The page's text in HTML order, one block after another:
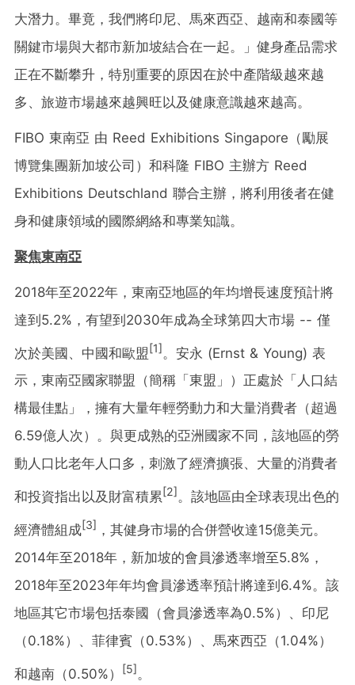
大潛力。畢竟，我們將印尼、馬來西亞、越南和泰國等
關鍵市場與大都市新加坡結合在一起。」健身產品需求
正在不斷攀升，特別重要的原因在於中產階級越來越
多、旅遊市場越來越興旺以及健康意識越來越高。
FIBO 東南亞 由 Reed Exhibitions Singapore（勵展
博覽集團新加坡公司）和科隆 FIBO 主辦方 Reed
Exhibitions Deutschland 聯合主辦，將利用後者在健
身和健康領域的國際網絡和專業知識。
聚焦東南亞
2018年至2022年，東南亞地區的年均增長速度預計將
達到5.2%，有望到2030年成為全球第四大市場 -- 僅
次於美國、中國和歐盟[1]。安永 (Ernst & Young) 表
示，東南亞國家聯盟（簡稱「東盟」）正處於「人口結
構最佳點」，擁有大量年輕勞動力和大量消費者（超過
6.59億人次）。與更成熟的亞洲國家不同，該地區的勞
動人口比老年人口多，刺激了經濟擴張、大量的消費者
和投資指出以及財富積累[2]。該地區由全球表現出色的
經濟體組成[3] ，其健身市場的合併營收達15億美元。
2014年至2018年，新加坡的會員滲透率增至5.8%，
2018年至2023年年均會員滲透率預計將達到6.4%。該
地區其它市場包括泰國（會員滲透率為0.5%）、印尼
（0.18%）、菲律賓（0.53%）、馬來西亞（1.04%）
和越南（0.50%） [5]。